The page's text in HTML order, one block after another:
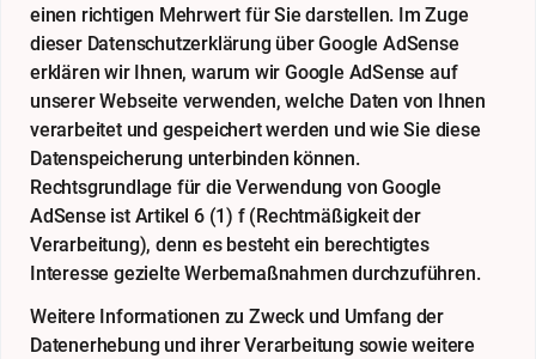
einen richtigen Mehrwert für Sie darstellen. Im Zuge
dieser Datenschutzerklärung über Google AdSense
erklären wir Ihnen, warum wir Google AdSense auf
unserer Webseite verwenden, welche Daten von Ihnen
verarbeitet und gespeichert werden und wie Sie diese
Datenspeicherung unterbinden können.
Rechtsgrundlage für die Verwendung von Google
AdSense ist Artikel 6 (1) f (Rechtmäßigkeit der
Verarbeitung), denn es besteht ein berechtigtes
Interesse gezielte Werbemaßnahmen durchzuführen.
Weitere Informationen zu Zweck und Umfang der
Datenerhebung und ihrer Verarbeitung sowie weitere